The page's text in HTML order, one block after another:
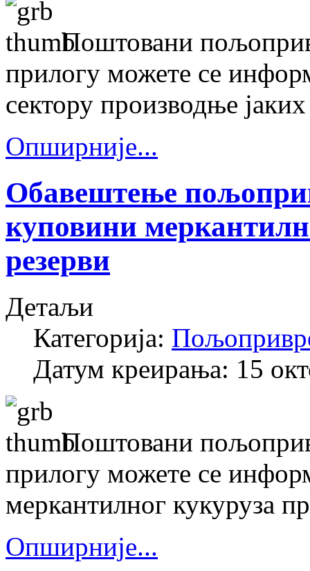
Поштовани
прилогу можете се
сектору производње
Опширније...
Обавештење
куповини
резерви
Детаљи
Категорија:
Датум креирања: 15
Поштовани
прилогу можете се
меркантилног кукуруза
Опширније...